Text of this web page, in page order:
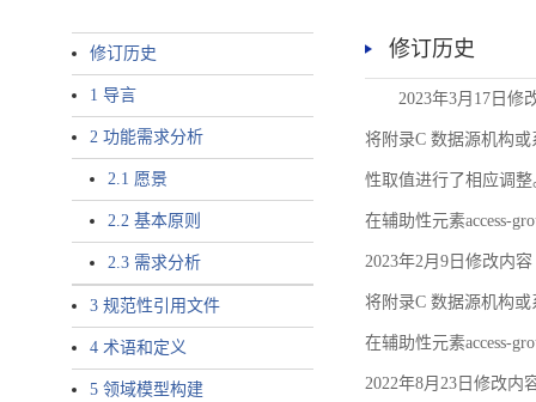
修订历史
1 导言
2 功能需求分析
2.1 愿景
2.2 基本原则
2.3 需求分析
3 规范性引用文件
4 术语和定义
5 领域模型构建
修订历史
2023年3月17日修
将附录C 数据源机构或
性取值进行了相应调整
在辅助性元素access-
2023年2月9日修改内容
将附录C 数据源机构或
在辅助性元素access-
2022年8月23日修改内